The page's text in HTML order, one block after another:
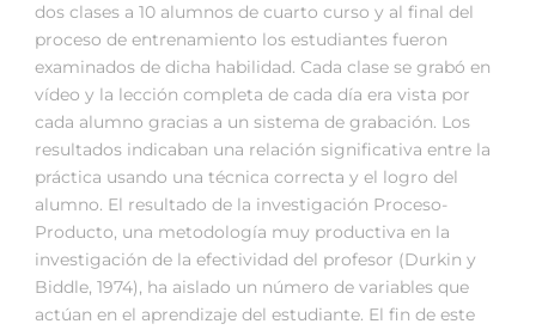
dos clases a 10 alumnos de cuarto curso y al final del
proceso de entrenamiento los estudiantes fueron
examinados de dicha habilidad. Cada clase se grabó en
vídeo y la lección completa de cada día era vista por
cada alumno gracias a un sistema de grabación. Los
resultados indicaban una relación significativa entre la
práctica usando una técnica correcta y el logro del
alumno. El resultado de la investigación Proceso-
Producto, una metodología muy productiva en la
investigación de la efectividad del profesor (Durkin y
Biddle, 1974), ha aislado un número de variables que
actúan en el aprendizaje del estudiante. El fin de este